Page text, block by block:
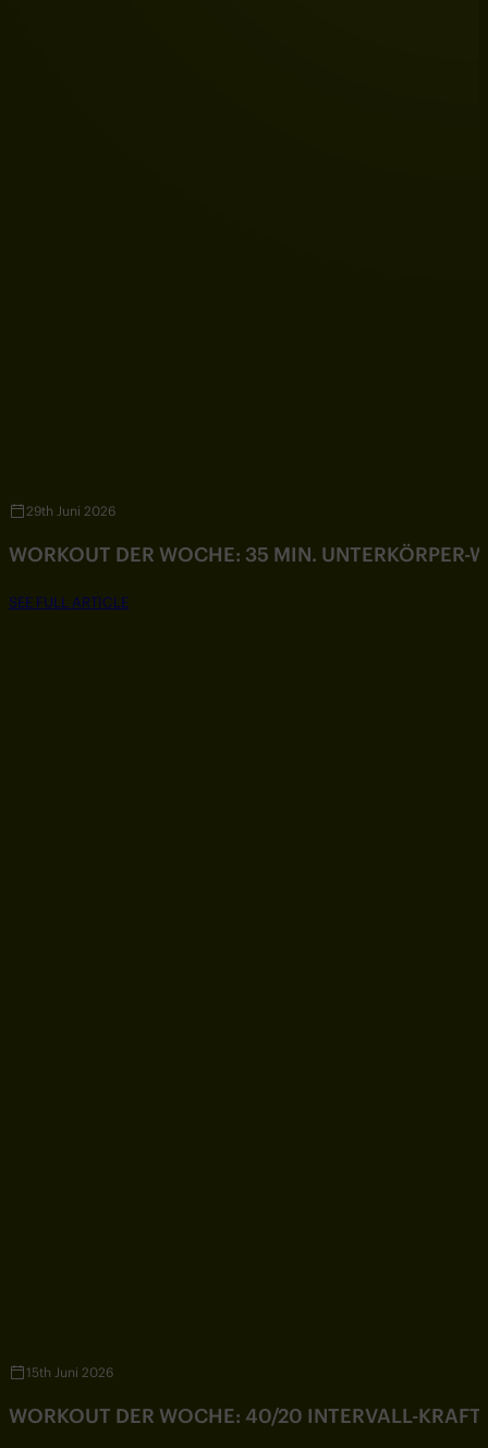
29th Juni 2026
WORKOUT DER WOCHE: 35 MIN. UNTERKÖRPER-
SEE FULL ARTICLE
15th Juni 2026
WORKOUT DER WOCHE: 40/20 INTERVALL-